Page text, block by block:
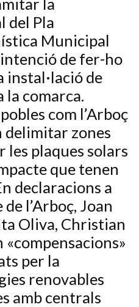
del Pla
Municipal
de fer-ho
instal·lació de
la comarca.
com l’Arboç
delimitar zones
les plaques solars
que tenen
declaracions a
de l’Arboç, Joan
Oliva, Christian
per la
renovables
amb centrals